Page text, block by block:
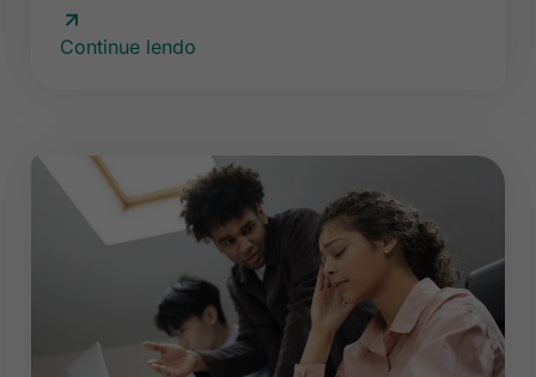
Continue lendo